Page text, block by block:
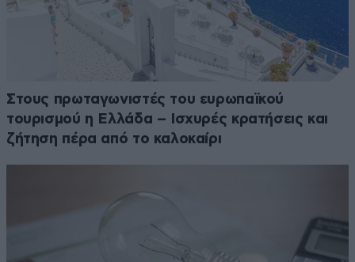
Στους πρωταγωνιστές του ευρωπαϊκού
τουρισμού η Ελλάδα – Ισχυρές κρατήσεις και
ζήτηση πέρα από το καλοκαίρι